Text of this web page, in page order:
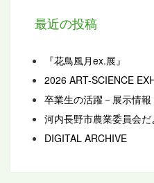
最近の投稿
『花鳥風月ex.展』
2026 ART-SCIENCE
卒業生の活躍－展示情報
河内長野市農業委員会
DIGITAL ARCHIVE